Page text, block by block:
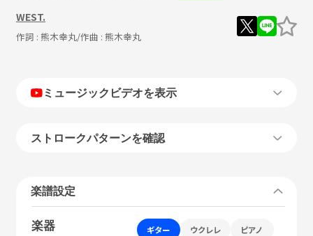
WEST.
作詞 : 熊木幸丸/作曲 : 熊木幸丸
ミュージックビデオを表示
ストロークパターンを確認
楽譜設定
楽器 ギター ウクレレ ピアノ